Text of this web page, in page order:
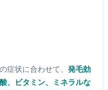
症状に合わせて、 発毛効
、ビタミン、ミネラルな